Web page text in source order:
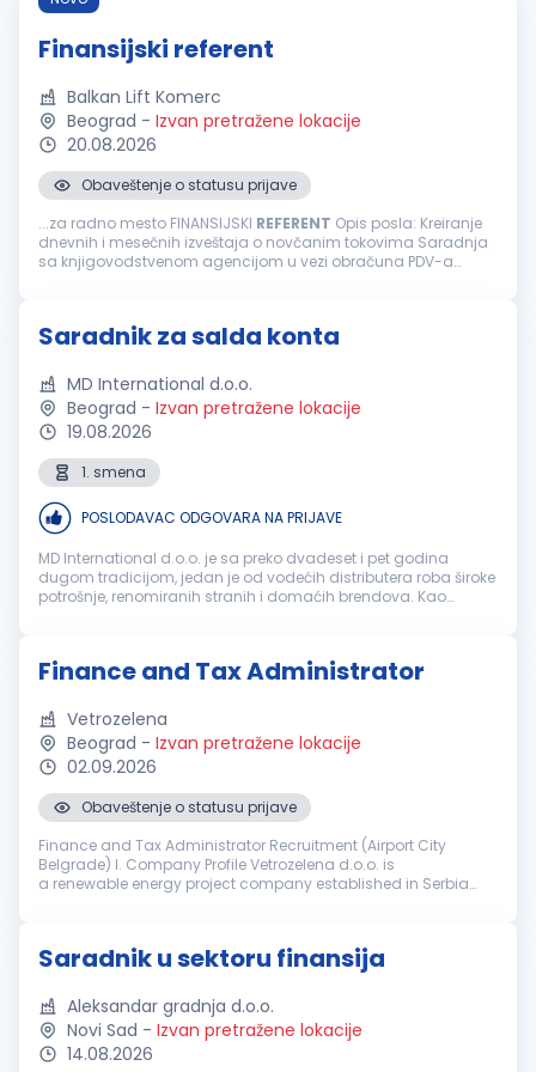
Finansijski referent
Balkan Lift Komerc
Beograd - Izvan pretražene lokacije
20.08.2026
Obaveštenje o statusu prijave
...za radno mesto FINANSIJSKI REFERENT Opis posla: Kreiranje
dnevnih i mesečnih izveštaja o novčanim tokovima Saradnja
sa knjigovodstvenom agencijom u vezi obračuna PDV-a
Saradnik za salda konta
MD International d.o.o.
Beograd - Izvan pretražene lokacije
19.08.2026
1. smena
POSLODAVAC ODGOVARA NA PRIJAVE
MD International d.o.o. je sa preko dvadeset i pet godina
dugom tradicijom, jedan je od vodećih distributera roba široke
potrošnje, renomiranih stranih i domaćih brendova. Kao
Finance and Tax Administrator
Vetrozelena
Beograd - Izvan pretražene lokacije
02.09.2026
Obaveštenje o statusu prijave
Finance and Tax Administrator Recruitment (Airport City
Belgrade) I. Company Profile Vetrozelena d.o.o. is
a renewable energy project company established in Serbia
Saradnik u sektoru finansija
Aleksandar gradnja d.o.o.
Novi Sad - Izvan pretražene lokacije
14.08.2026